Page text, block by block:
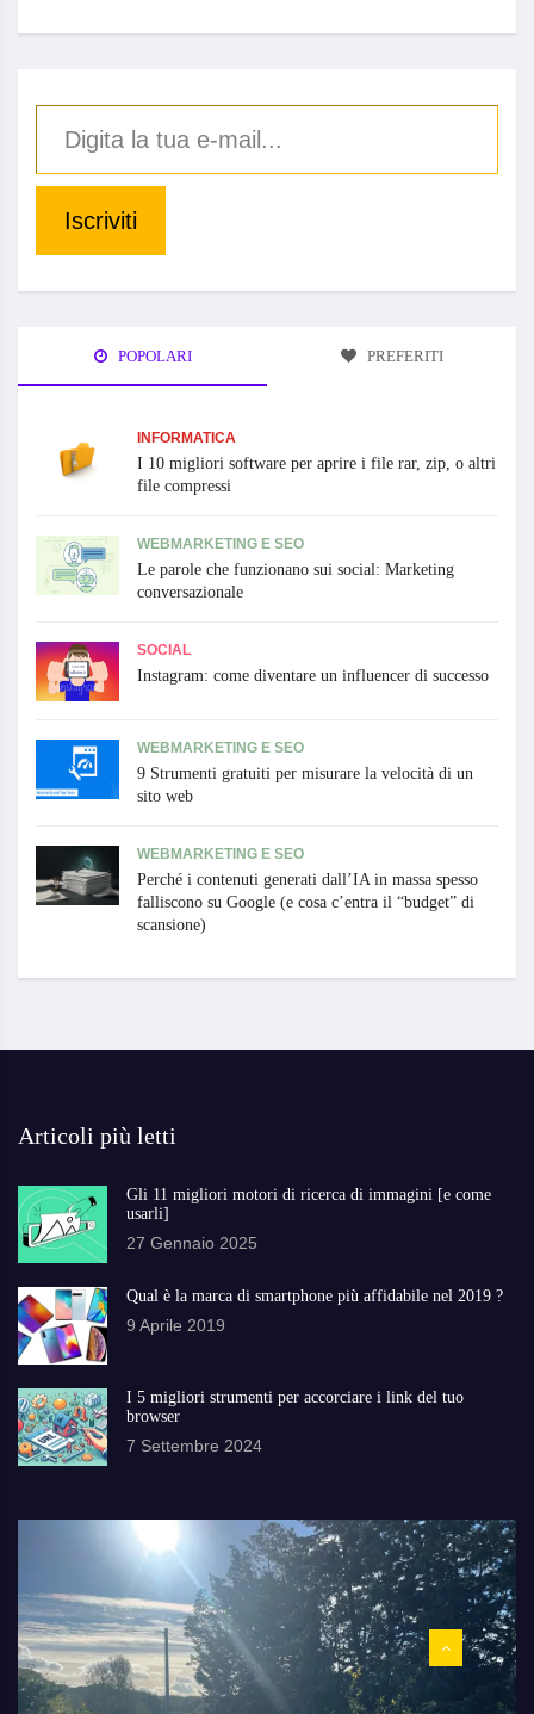
Iscriviti
POPOLARI PREFERITI
INFORMATICA
I 10 migliori software per aprire i file rar, zip, o altri
file compressi
WEBMARKETING E SEO
Le parole che funzionano sui social: Marketing
conversazionale
SOCIAL
Instagram: come diventare un influencer di successo
WEBMARKETING E SEO
9 Strumenti gratuiti per misurare la velocità di un
sito web
WEBMARKETING E SEO
Perché i contenuti generati dall’IA in massa spesso
falliscono su Google (e cosa c’entra il “budget” di
scansione)
Articoli più letti
Gli 11 migliori motori di ricerca di immagini [e come
usarli]
27 Gennaio 2025
Qual è la marca di smartphone più affidabile nel 2019 ?
9 Aprile 2019
I 5 migliori strumenti per accorciare i link del tuo
browser
7 Settembre 2024